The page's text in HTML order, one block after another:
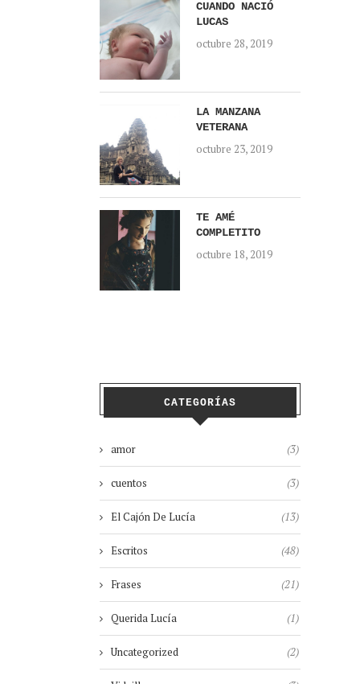
CUANDO NACIÓ
LUCAS
octubre 28, 2019
LA MANZANA
VETERANA
octubre 23, 2019
TE AMÉ
COMPLETITO
octubre 18, 2019
CATEGORÍAS
amor (3)
cuentos (3)
El Cajón De Lucía (13)
Escritos (48)
Frases (21)
Querida Lucía (1)
Uncategorized (2)